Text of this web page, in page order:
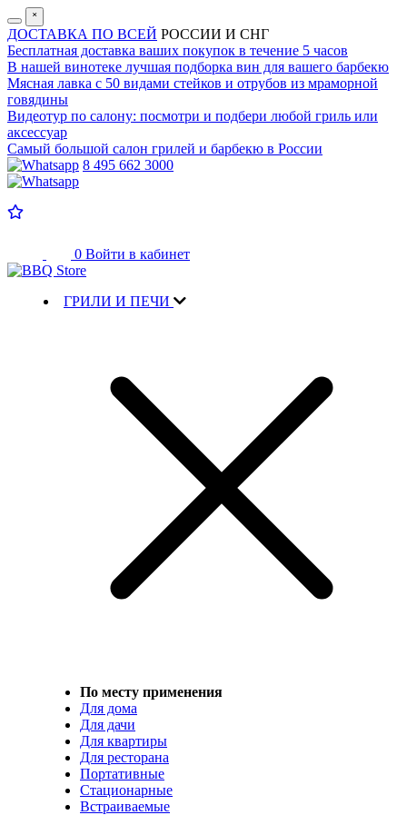
˟
ДОСТАВКА ПО ВСЕЙ РОССИИ И СНГ
Бесплатная доставка ваших покупок в течение 5 часов
В нашей винотеке лучшая подборка вин для вашего барбекю
Мясная лавка с 50 видами стейков и отрубов из мраморной
говядины
Видеотур по салону: посмотри и подбери любой гриль или
аксессуар
Самый большой салон грилей и барбекю в России
8 495 662 3000
0 Войти в кабинет
ГРИЛИ И ПЕЧИ
По месту применения
Для дома
Для дачи
Для квартиры
Для ресторана
Портативные
Стационарные
Встраиваемые